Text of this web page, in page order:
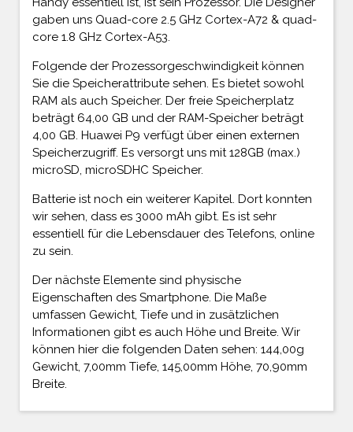
gaben uns Quad-core 2.5 GHz Cortex-A72 & quad-
core 1.8 GHz Cortex-A53.
Folgende der Prozessorgeschwindigkeit können
Sie die Speicherattribute sehen. Es bietet sowohl
RAM als auch Speicher. Der freie Speicherplatz
beträgt 64,00 GB und der RAM-Speicher beträgt
4,00 GB. Huawei P9 verfügt über einen externen
Speicherzugriff. Es versorgt uns mit 128GB (max.)
microSD, microSDHC Speicher.
Batterie ist noch ein weiterer Kapitel. Dort konnten
wir sehen, dass es 3000 mAh gibt. Es ist sehr
essentiell für die Lebensdauer des Telefons, online
zu sein.
Der nächste Elemente sind physische
Eigenschaften des Smartphone. Die Maße
umfassen Gewicht, Tiefe und in zusätzlichen
Informationen gibt es auch Höhe und Breite. Wir
können hier die folgenden Daten sehen: 144,00g
Gewicht, 7,00mm Tiefe, 145,00mm Höhe, 70,90mm
Breite.